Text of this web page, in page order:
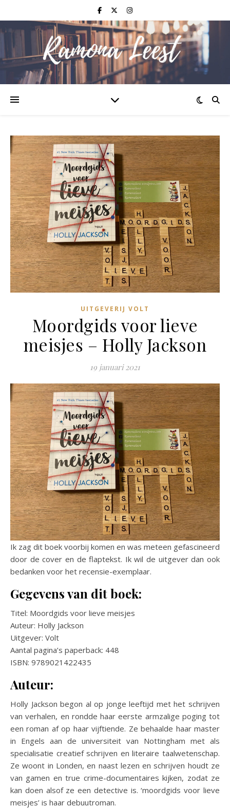
UITGEVERIJ VOLT
Moordgids voor lieve
meisjes – Holly Jackson
19 januari 2021
Ik zag dit boek voorbij komen en was meteen gefascineerd
door de cover en de flaptekst. Ik wil de uitgever dan ook
bedanken voor het recensie-exemplaar.
Gegevens van dit boek:
Titel: Moordgids voor lieve meisjes
Auteur: Holly Jackson
Uitgever: Volt
Aantal pagina’s paperback: 448
ISBN: 9789021422435
Auteur:
Holly Jackson begon al op jonge leeftijd met het schrijven
van verhalen, en rondde haar eerste armzalige poging tot
een roman af op haar vijftiende. Ze behaalde haar master
in Engels aan de universiteit van Nottingham met als
specialisatie creatief schrijven en literaire taalwetenschap.
Ze woont in Londen, en naast lezen en schrijven houdt ze
van gamen en true crime-documentaires kijken, zodat ze
kan doen alsof ze een detective is. ‘moordgids voor lieve
meisjes’ is haar debuutroman.